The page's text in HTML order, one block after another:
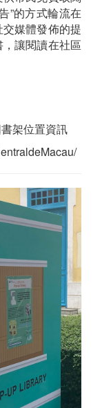
”的方式輪流在
媒體發佈的提
讓閱讀在社區
架位置資訊